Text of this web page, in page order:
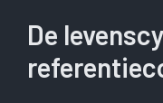
De